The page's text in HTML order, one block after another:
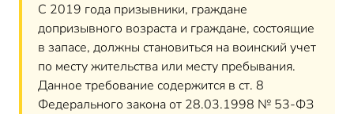
Как встать на воинский учет через «Госуслуги»
Как встать на воинский учет через МФЦ
Ответственность за непостановку на воинский учет
С 2019 года призывники, граждане
допризывного возраста и граждане, состоящие
в запасе, должны становиться на воинский учет
по месту жительства или месту пребывания.
Данное требование содержится в ст. 8
Федерального закона от 28.03.1998 № 53-ФЗ